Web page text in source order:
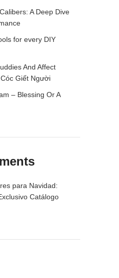
A Deep Dive
for every DIY
And Affect
Giết Người
– Blessing Or A
para Navidad:
Catálogo